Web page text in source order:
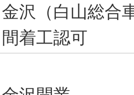
金沢（白山総合
間着工認可